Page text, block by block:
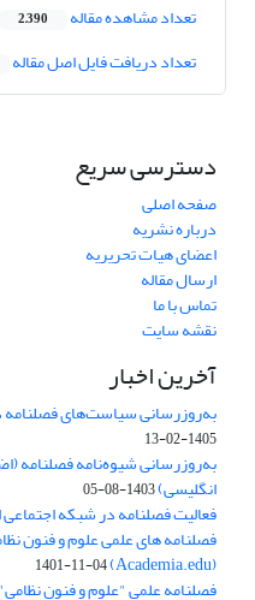
تعداد مشاهده مقاله 2,390
تعداد دریافت فایل اصل مقاله
دسترسی سریع
صفحه اصلی
درباره نشریه
اعضای هیات تحریریه
ارسال مقاله
تماس با ما
نقشه سایت
آخرین اخبار
به‌روزرسانی سیاست‌های
1405-02-13
به‌روزرسانی شیوه‌نامه
انگلیسی)1403-08-05
فعالیت فصلنامه در شبکه اجتماعی
فصلنامه های علمی علوم و فنون
(Academia.edu)
1401-11-04